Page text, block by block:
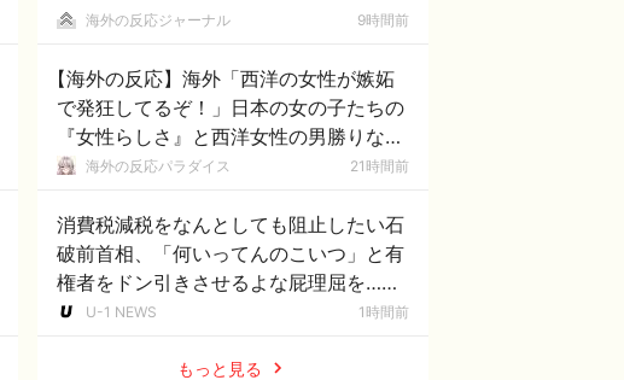
海外の反応ジャーナル 9時間前
【海外の反応】海外「西洋の女性が嫉妬
で発狂してるぞ！」日本の女の子たちの
『女性らしさ』と西洋女性の男勝りな態
度の圧倒的な差に外国人が大盛り上が
海外の反応パラダイス 21時間前
消費税減税をなんとしても阻止したい石
破前首相、「何いってんのこいつ」と有
権者をドン引きさせるよな屁理屈を……
U-1 NEWS 1時間前
もっと見る